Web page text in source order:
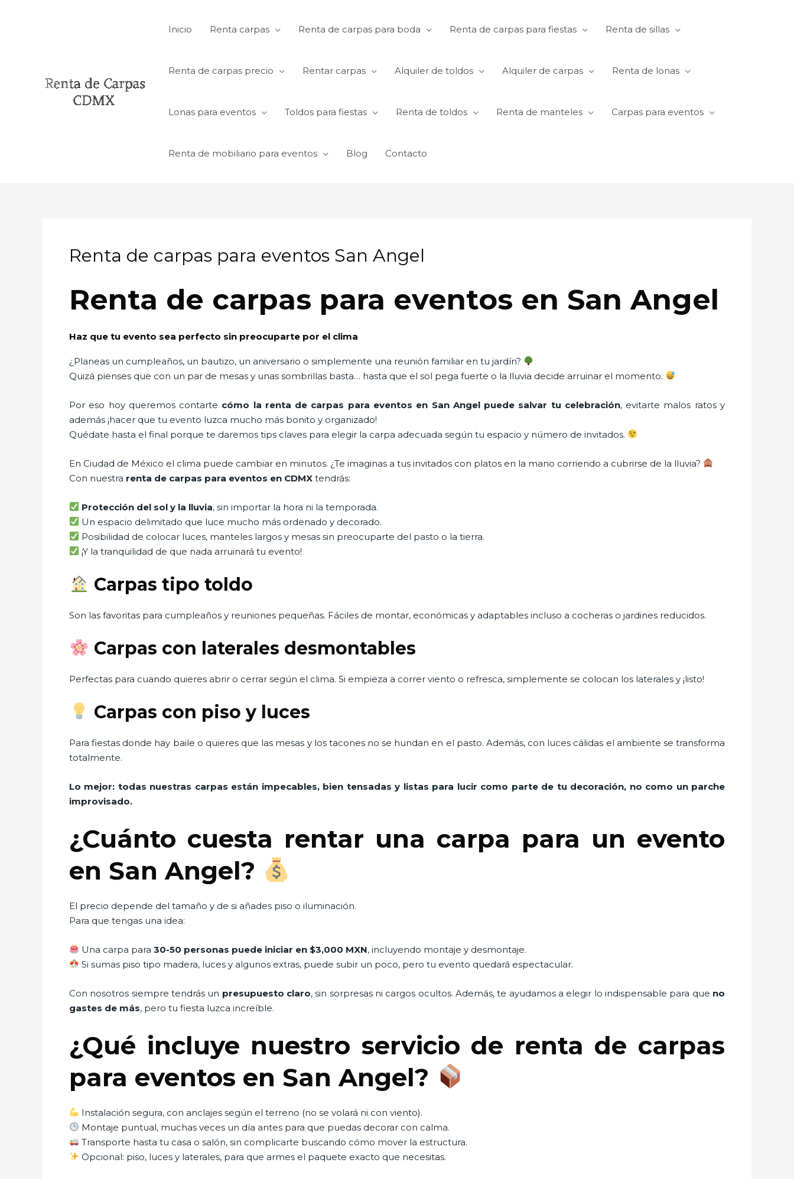
Inicio Renta carpas Renta de carpas para boda Renta de carpas para fiestas Renta de sillas
Renta de carpas precio Rentar carpas Alquiler de toldos Alquiler de carpas Renta de lonas
Lonas para eventos Toldos para fiestas Renta de toldos Renta de manteles Carpas para eventos
Renta de mobiliario para eventos Blog Contacto
Renta de carpas para eventos San Angel
Renta de carpas para eventos en San Angel
Haz que tu evento sea perfecto sin preocuparte por el clima
¿Planeas un cumpleaños, un bautizo, un aniversario o simplemente una reunión familiar en tu jardín?
Quizá pienses que con un par de mesas y unas sombrillas basta… hasta que el sol pega fuerte o la lluvia decide arruinar el momento.
Por eso hoy queremos contarte cómo la renta de carpas para eventos en San Angel puede salvar tu celebración, evitarte malos ratos y
además ¡hacer que tu evento luzca mucho más bonito y organizado!
Quédate hasta el final porque te daremos tips claves para elegir la carpa adecuada según tu espacio y número de invitados.
En Ciudad de México el clima puede cambiar en minutos. ¿Te imaginas a tus invitados con platos en la mano corriendo a cubrirse de la lluvia?
Con nuestra renta de carpas para eventos en CDMX tendrás:
Protección del sol y la lluvia, sin importar la hora ni la temporada.
Un espacio delimitado que luce mucho más ordenado y decorado.
Posibilidad de colocar luces, manteles largos y mesas sin preocuparte del pasto o la tierra.
¡Y la tranquilidad de que nada arruinará tu evento!
Carpas tipo toldo
Son las favoritas para cumpleaños y reuniones pequeñas. Fáciles de montar, económicas y adaptables incluso a cocheras o jardines reducidos.
Carpas con laterales desmontables
Perfectas para cuando quieres abrir o cerrar según el clima. Si empieza a correr viento o refresca, simplemente se colocan los laterales y ¡listo!
Carpas con piso y luces
Para fiestas donde hay baile o quieres que las mesas y los tacones no se hundan en el pasto. Además, con luces cálidas el ambiente se transforma
totalmente.
Lo mejor: todas nuestras carpas están impecables, bien tensadas y listas para lucir como parte de tu decoración, no como un parche
improvisado.
¿Cuánto cuesta rentar una carpa para un evento
en San Angel?
El precio depende del tamaño y de si añades piso o iluminación.
Para que tengas una idea:
Una carpa para30-50 personas puede iniciar en $3,000 MXN, incluyendo montaje y desmontaje.
Si sumas piso tipo madera, luces y algunos extras, puede subir un poco, pero tu evento quedará espectacular.
Con nosotros siempre tendrás un presupuesto claro, sin sorpresas ni cargos ocultos. Además, te ayudamos a elegir lo indispensable para que no
gastes de más, pero tu fiesta luzca increíble.
¿Qué incluye nuestro servicio de renta de carpas
para eventos en San Angel?
Instalación segura, con anclajes según el terreno (no se volará ni con viento).
Montaje puntual, muchas veces un día antes para que puedas decorar con calma.
Transporte hasta tu casa o salón, sin complicarte buscando cómo mover la estructura.
Opcional: piso, luces y laterales, para que armes el paquete exacto que necesitas.